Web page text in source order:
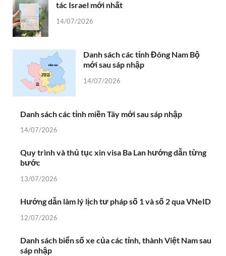
tác Israel mới nhất
14/07/2026
Danh sách các tỉnh Đông Nam Bộ
mới sau sáp nhập
14/07/2026
Danh sách các tỉnh miền Tây mới sau sáp nhập
14/07/2026
Quy trình và thủ tục xin visa Ba Lan hướng dẫn từng
bước
13/07/2026
Hướng dẫn làm lý lịch tư pháp số 1 và số 2 qua VNeID
12/07/2026
Danh sách biển số xe của các tỉnh, thành Việt Nam sau
sáp nhập